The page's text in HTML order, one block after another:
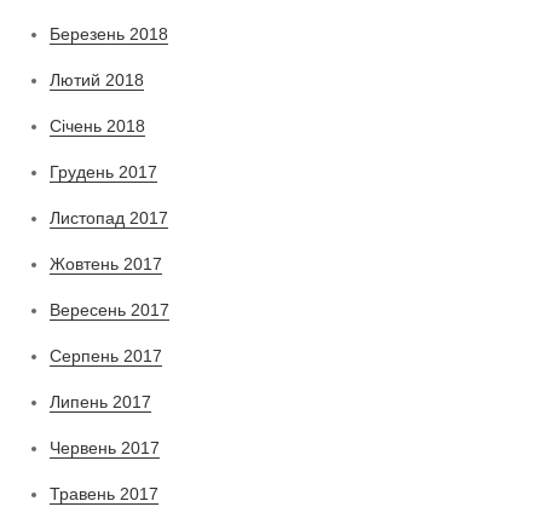
Березень 2018
Лютий 2018
Січень 2018
Грудень 2017
Листопад 2017
Жовтень 2017
Вересень 2017
Серпень 2017
Липень 2017
Червень 2017
Травень 2017